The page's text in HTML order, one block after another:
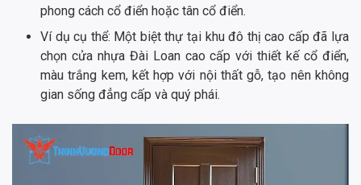
phong cách cổ điển hoặc tân cổ điển.
Ví dụ cụ thể: Một biệt thự tại khu đô thị cao cấp đã lựa
chọn cửa nhựa Đài Loan cao cấp với thiết kế cổ điển,
màu trắng kem, kết hợp với nội thất gỗ, tạo nên không
gian sống đẳng cấp và quý phái.